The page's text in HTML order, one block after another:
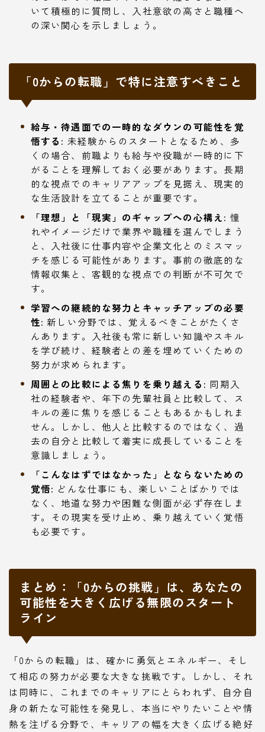
いて積極的に質問し、入社意欲の高さと職種へ
の深い関心を示しましょう。
「0からの転職」で特に注意すべきこと
給与・待遇面での一時的なダウンの可能性を覚
悟する: 未経験からのスタートとなるため、多
くの場合、前職よりも給与や役職が一時的に下
がることを理解しておく必要があります。長期
的な視点でのキャリアアップを見据え、現実的
な生活設計を立てることが重要です。
「理想」と「現実」のギャップへの心構え: 憧
れやイメージだけで業界や職種を選んでしまう
と、入社後に仕事内容や企業文化とのミスマッ
チを感じる可能性があります。事前の徹底的な
情報収集と、客観的な視点での判断が不可欠で
す。
学習への継続的な努力とキャッチアップの必要
性: 新しい分野では、覚えるべきことがたくさ
んあります。入社後も常に新しい知識やスキル
を学び続け、経験者との差を埋めていくための
努力が求められます。
周囲との比較による焦りを乗り越える: 同期入
社の経験者や、年下の先輩社員と比較して、ス
キルの差に焦りを感じることもあるかもしれま
せん。しかし、他人と比較するのではなく、過
去の自分と比較して着実に成長していることを
意識しましょう。
「こんなはずではなかった」とならないための
覚悟: どんな仕事にも、楽しいことばかりでは
なく、地道な努力や困難な側面が必ず存在しま
す。その現実を受け止め、乗り越えていく覚悟
も必要です。
まとめ：「0からの挑戦」は、あなたの
可能性を大きく広げる無限のスタート
ライン
「0からの転職」は、確かに勇気とエネルギー、そし
て相応の努力が必要な大きな挑戦です。しかし、それ
は同時に、これまでのキャリアにとらわれず、自分自
身の新たな可能性を発見し、本当にやりたいことや情
熱を注げる分野で、キャリアの幅を大きく広げる絶好